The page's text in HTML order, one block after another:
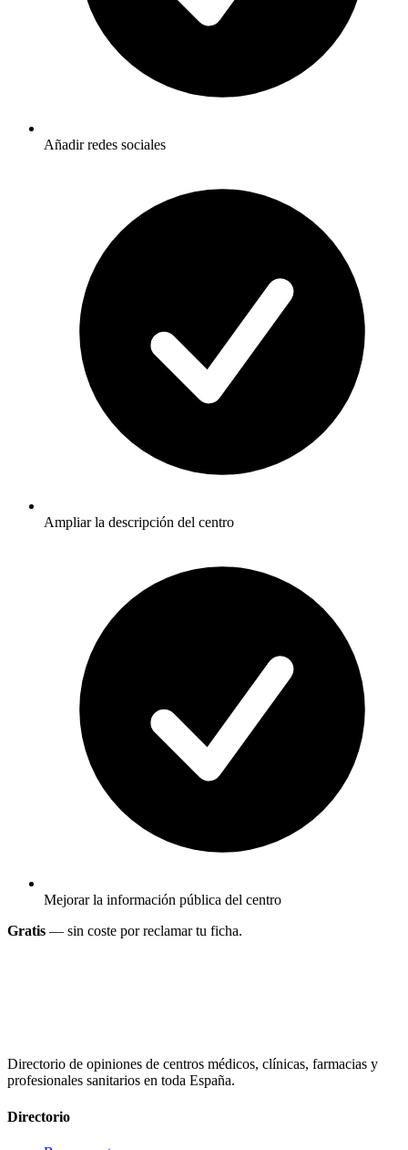
Añadir redes sociales
Ampliar la descripción del centro
Mejorar la información pública del centro
Gratis — sin coste por reclamar tu ficha.
Directorio de opiniones de centros médicos, clínicas, farmacias y
profesionales sanitarios en toda España.
Directorio